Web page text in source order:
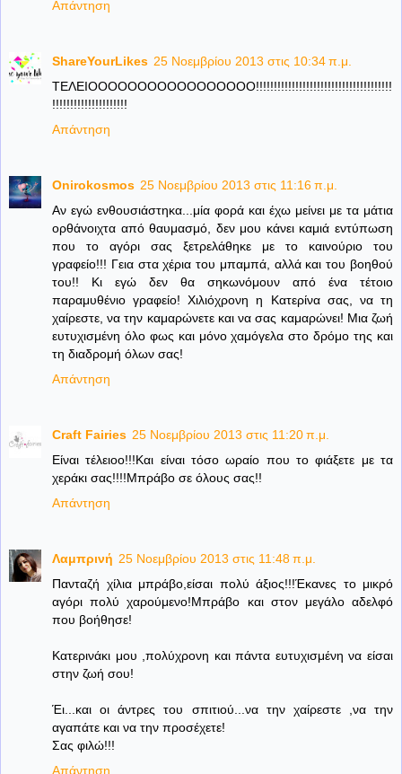
Απάντηση
ShareYourLikes 25 Νοεμβρίου 2013 στις 10:34 π.μ.
ΤΕΛΕΙΟΟΟΟΟΟΟΟΟΟΟΟΟΟΟΟΟ!!!!!!!!!!!!!!!!!!!!!!!!!!!!!!!!!!!!!!
!!!!!!!!!!!!!!!!!!!!!
Απάντηση
Onirokosmos 25 Νοεμβρίου 2013 στις 11:16 π.μ.
Αν εγώ ενθουσιάστηκα...μία φορά και έχω μείνει με τα μάτια
ορθάνοιχτα από θαυμασμό, δεν μου κάνει καμιά εντύπωση
που το αγόρι σας ξετρελάθηκε με το καινούριο του
γραφείο!!! Γεια στα χέρια του μπαμπά, αλλά και του βοηθού
του!! Κι εγώ δεν θα σηκωνόμουν από ένα τέτοιο
παραμυθένιο γραφείο! Χιλιόχρονη η Κατερίνα σας, να τη
χαίρεστε, να την καμαρώνετε και να σας καμαρώνει! Μια ζωή
ευτυχισμένη όλο φως και μόνο χαμόγελα στο δρόμο της και
τη διαδρομή όλων σας!
Απάντηση
Craft Fairies 25 Νοεμβρίου 2013 στις 11:20 π.μ.
Είναι τέλειοο!!!Και είναι τόσο ωραίο που το φιάξετε με τα
χεράκι σας!!!!Μπράβο σε όλους σας!!
Απάντηση
Λαμπρινή 25 Νοεμβρίου 2013 στις 11:48 π.μ.
Πανταζή χίλια μπράβο,είσαι πολύ άξιος!!!Έκανες το μικρό
αγόρι πολύ χαρούμενο!Μπράβο και στον μεγάλο αδελφό
που βοήθησε!
Κατερινάκι μου ,πολύχρονη και πάντα ευτυχισμένη να είσαι
στην ζωή σου!
Έι...και οι άντρες του σπιτιού...να την χαίρεστε ,να την
αγαπάτε και να την προσέχετε!
Σας φιλώ!!!
Απάντηση